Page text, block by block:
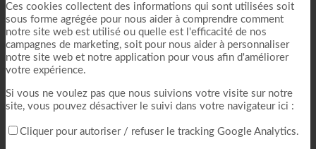
Ces cookies collectent des informations qui sont utilisées soit
sous forme agrégée pour nous aider à comprendre comment
notre site web est utilisé ou quelle est l'efficacité de nos
campagnes de marketing, soit pour nous aider à personnaliser
notre site web et notre application pour vous afin d'améliorer
votre expérience.
Si vous ne voulez pas que nous suivions votre visite sur notre
site, vous pouvez désactiver le suivi dans votre navigateur ici :
Cliquer pour autoriser / refuser le tracking Google Analytics.